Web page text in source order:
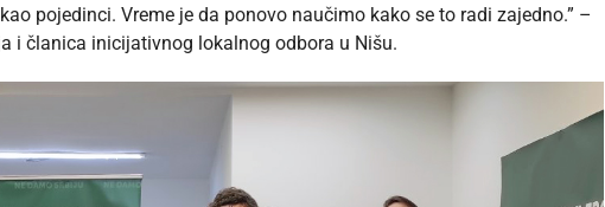
pojedinci. Vreme je da ponovo naučimo kako se to radi zajedno.” –
i članica inicijativnog lokalnog odbora u Nišu.